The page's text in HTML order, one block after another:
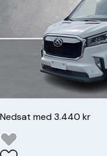
Nedsat med 3.440 kr